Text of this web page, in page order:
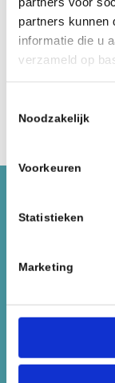
partners kunnen
informatie die u
verzameld op
Noodzakelijk
Voorkeuren
Statistieken
Marketing
€165,00 incl.